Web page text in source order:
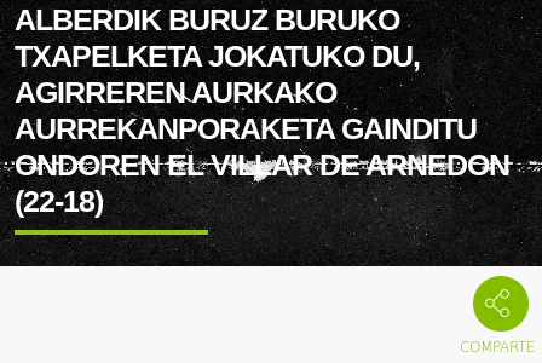
ALBERDIK BURUZ BURUKO
TXAPELKETA JOKATUKO DU,
AGIRREREN AURKAKO
AURREKANPORAKETA GAINDITU
ONDOREN EL VILLAR DE ARNEDON
(22-18)